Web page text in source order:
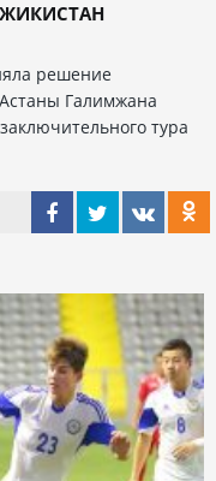
решение
Галимжана
тура